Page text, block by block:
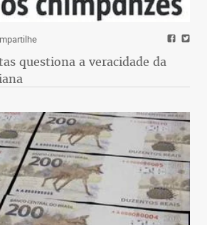
questiona a veracidade da